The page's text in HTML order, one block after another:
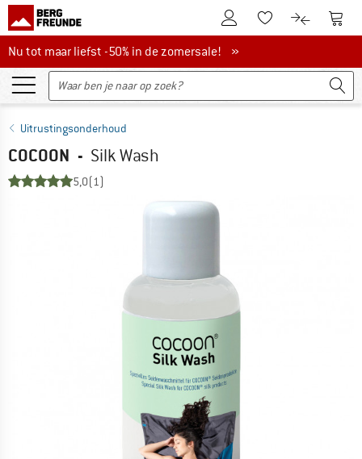
De klantenaccount
Naar deNaar de
Nu tot maar liefst -50% in de zomersale!
Nu tot maar liefst -50% in de zomersale! »
Uitrustingsonderhoud
COCOON - Silk Wash
5,0(1)